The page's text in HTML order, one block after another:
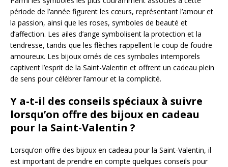
période de l’année figurent les cœurs, représentant l’amour et
la passion, ainsi que les roses, symboles de beauté et
d’affection. Les ailes d’ange symbolisent la protection et la
tendresse, tandis que les flèches rappellent le coup de foudre
amoureux. Les bijoux ornés de ces symboles intemporels
captivent l’esprit de la Saint-Valentin et offrent un cadeau plein
de sens pour célébrer l’amour et la complicité.
Y a-t-il des conseils spéciaux à suivre
lorsqu’on offre des bijoux en cadeau
pour la Saint-Valentin ?
Lorsqu’on offre des bijoux en cadeau pour la Saint-Valentin, il
est important de prendre en compte quelques conseils pour